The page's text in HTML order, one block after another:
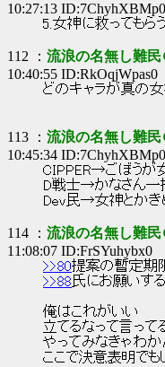
10:27:13 ID:7ChyhXBMp0
5.女神に救ってもらう
112 ： 流浪の名無し難
10:40:55 ID:RkOqjWpas0
どのキャラが真の女
113 ： 流浪の名無し難
10:45:34 ID:7ChyhXBMp0
CIPPER→ごぼうが
D戦士→かなさん一
Dev民→女神とかき
114 ： 流浪の名無し難
11:08:07 ID:FrSYuhybx0
>>80提案の暫定期
>>88 氏にお願いする
俺はこれがいい
立てるなって言っ
やってみなきゃわ
ここで決意表明でも